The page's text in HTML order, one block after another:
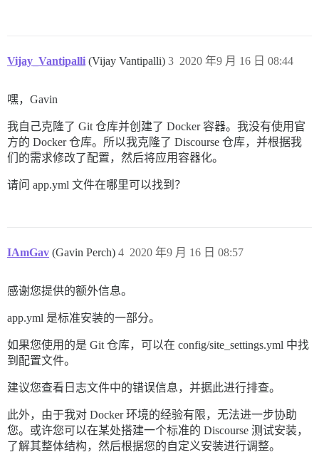
Vijay_Vantipalli (Vijay Vantipalli) 2020 年9 月 16 日 08:44
3
嘿，Gavin
我自己克隆了 Git 仓库并创建了 Docker 容器。我没有使用官
方的 Docker 仓库。所以我克隆了 Discourse 仓库，并根据我
们的需求修改了配置，然后将应用容器化。
请问 app.yml 文件在哪里可以找到？
IAmGav (Gavin Perch) 2020 年9 月 16 日 08:57
4
感谢您提供的额外信息。
app.yml 是标准安装的一部分。
如果您使用的是 Git 仓库，可以在 config/site_settings.yml 中找
到配置文件。
建议您查看日志文件中的错误信息，并据此进行排查。
此外，由于我对 Docker 环境的经验有限，无法进一步协助
您。或许您可以在某处搭建一个标准的 Discourse 测试安装，
了解其整体结构，然后根据您的自定义安装进行调整。